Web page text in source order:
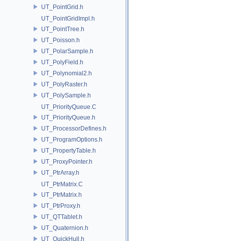
UT_PointGrid.h
UT_PointGridImpl.h
UT_PointTree.h
UT_Poisson.h
UT_PolarSample.h
UT_PolyField.h
UT_Polynomial2.h
UT_PolyRaster.h
UT_PolySample.h
UT_PriorityQueue.C
UT_PriorityQueue.h
UT_ProcessorDefines.h
UT_ProgramOptions.h
UT_PropertyTable.h
UT_ProxyPointer.h
UT_PtrArray.h
UT_PtrMatrix.C
UT_PtrMatrix.h
UT_PtrProxy.h
UT_QTTablet.h
UT_Quaternion.h
UT_QuickHull.h